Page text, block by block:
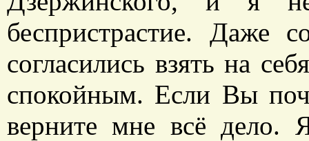
беспристрастие. Даже
согласились взять на
спокойным. Если Вы
верните мне всё дело.